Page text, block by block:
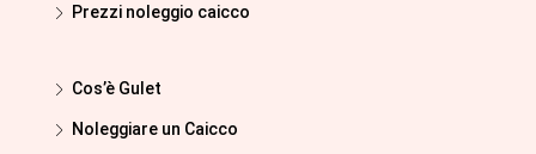
Prezzi noleggio caicco
Cos’è Gulet
Noleggiare un Caicco